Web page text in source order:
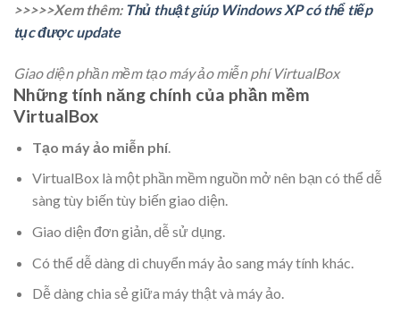
>>>>>Xem thêm: Thủ thuật giúp Windows XP có thể tiếp
tục được update
Giao diện phần mềm tạo máy ảo miễn phí VirtualBox
Những tính năng chính của phần mềm
VirtualBox
Tạo máy ảo miễn phí.
VirtualBoxlà một phần mềm nguồn mở nên bạn có thể dễ
sàng tùy biến tùy biến giao diện.
Giao diện đơn giản, dễ sử dụng.
Có thể dễ dàng di chuyển máy ảo sang máy tính khác.
Dễ dàng chia sẻ giữa máy thật và máy ảo.